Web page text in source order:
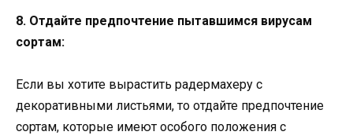
8. Отдайте предпочтение пытавшимся вирусам
сортам:
Если вы хотите вырастить радермахеру с
декоративными листьями, то отдайте предпочтение
сортам, которые имеют особого положения с